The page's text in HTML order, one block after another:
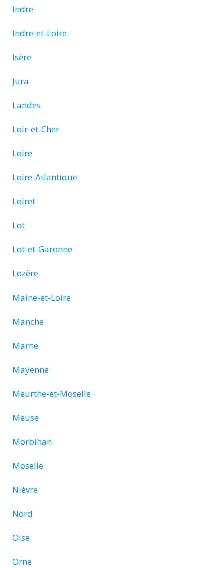
Indre
Indre-et-Loire
Isère
Jura
Landes
Loir-et-Cher
Loire
Loire-Atlantique
Loiret
Lot
Lot-et-Garonne
Lozère
Maine-et-Loire
Manche
Marne
Mayenne
Meurthe-et-Moselle
Meuse
Morbihan
Moselle
Nièvre
Nord
Oise
Orne